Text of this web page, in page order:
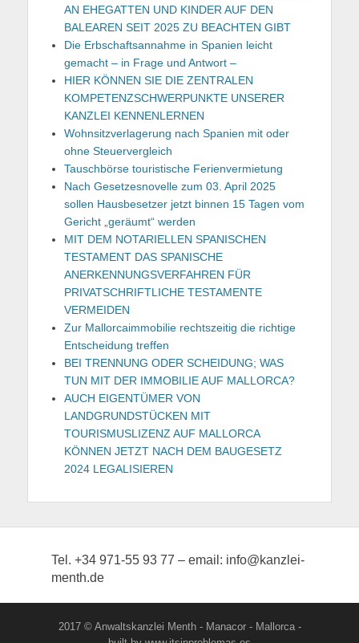
AN EHEGATTEN UND KINDER AUF DEN
BALEAREN SEIT 2025 ZU BEACHTEN GIBT
Die Erbschaftsannahme in Spanien leicht
gemacht – in Frage und Antwort –
HIER KÖNNEN SIE DIE ZENTRALEN
KOMPETENZSCHWERPUNKTE UNSERER
KANZLEI KENNENLERNEN
Wohnsitzverlagerung nach Spanien mit oder
ohne Steuervergleich
Tauschbörse touristische Ferienvermietung
Nach Gesetzesnovelle zum 03. April 2025
sollen Hausbesetzer jetzt binnen 15 Tagen vom
Gericht „geräumt“ werden
MIT DEM NOTARIELLEN SPANISCHEN
TESTAMENT DAS SPANISCHE
ANERKENNUNGSVERFAHREN FÜR
PRIVATSCHRIFTLICHE TESTAMENTE
VERMEIDEN
Zur Mallorcaimmobilie rechtszeitig die richtige
Entscheidung treffen
BEI TRENNUNG ODER SCHEIDUNG; WAS
TUN MIT DER IMMOBILIE AUF MALLORCA?
AUCH EIGENTÜMER VON
LANDGRUNDSTÜCKEN MIT
TOURISMUSLIZENZ AUF MALLORCA
KÖNNEN JETZT NACH DEM BAUGESETZ
2024 LEGALISIEREN
Tel. +34 971-55 93 77 – email: info@kanzlei-
menth.de
2017 © Anwaltskanzlei Menth - Manacor - Mallorca -